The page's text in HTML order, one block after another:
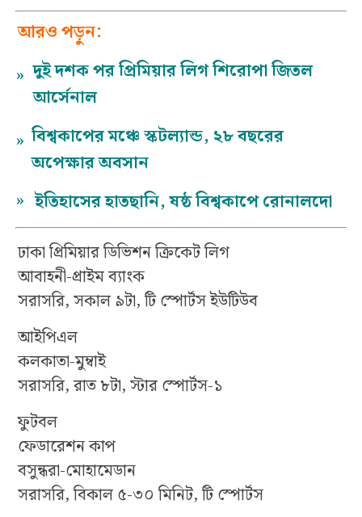
আরও পড়ুন:
» দুই দশক পর প্রিমিয়ার লিগ শিরোপা জিতল
আর্সেনাল
» বিশ্বকাপের মঞ্চে স্কটল্যান্ড, ২৮ বছরের
অপেক্ষার অবসান
» ইতিহাসের হাতছানি, ষষ্ঠ বিশ্বকাপে রোনালদো
ঢাকা প্রিমিয়ার ডিভিশন ক্রিকেট লিগ
আবাহনী-প্রাইম ব্যাংক
সরাসরি, সকাল ৯টা, টি স্পোর্টস ইউটিউব
আইপিএল
কলকাতা-মুম্বাই
সরাসরি, রাত ৮টা, স্টার স্পোর্টস-১
ফুটবল
ফেডারেশন কাপ
বসুন্ধরা-মোহামেডান
সরাসরি, বিকাল ৫-৩০ মিনিট, টি স্পোর্টস